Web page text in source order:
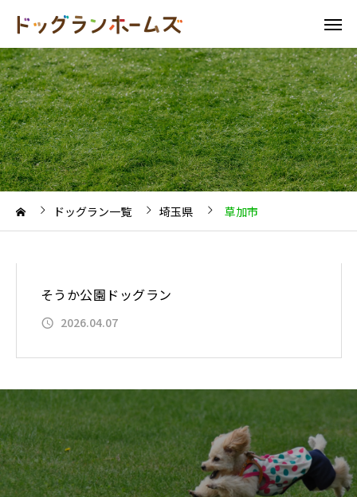
ドッグラン一覧 埼玉県 草加市
そうか公園ドッグラン
2026.04.07